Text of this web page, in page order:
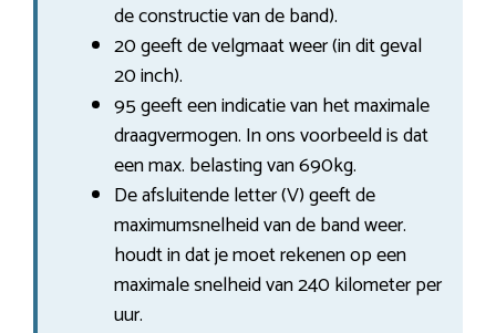
de constructie van de band).
20 geeft de velgmaat weer (in dit geval
20 inch).
95 geeft een indicatie van het maximale
draagvermogen. In ons voorbeeld is dat
een max. belasting van 690kg.
De afsluitende letter (V) geeft de
maximumsnelheid van de band weer.
houdt in dat je moet rekenen op een
maximale snelheid van 240 kilometer per
uur.